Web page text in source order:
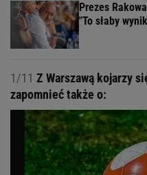
Prezes
"To słaby
1/11 Z Warszawą kojarzy
zapomnieć także o: